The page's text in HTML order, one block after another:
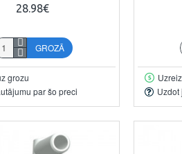
28.98€
GROZĀ
grozu
par šo preci
Uzdot